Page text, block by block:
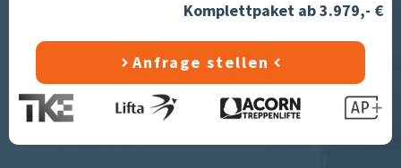
Komplettpaket ab 3.979,- €
Anfrage stellen